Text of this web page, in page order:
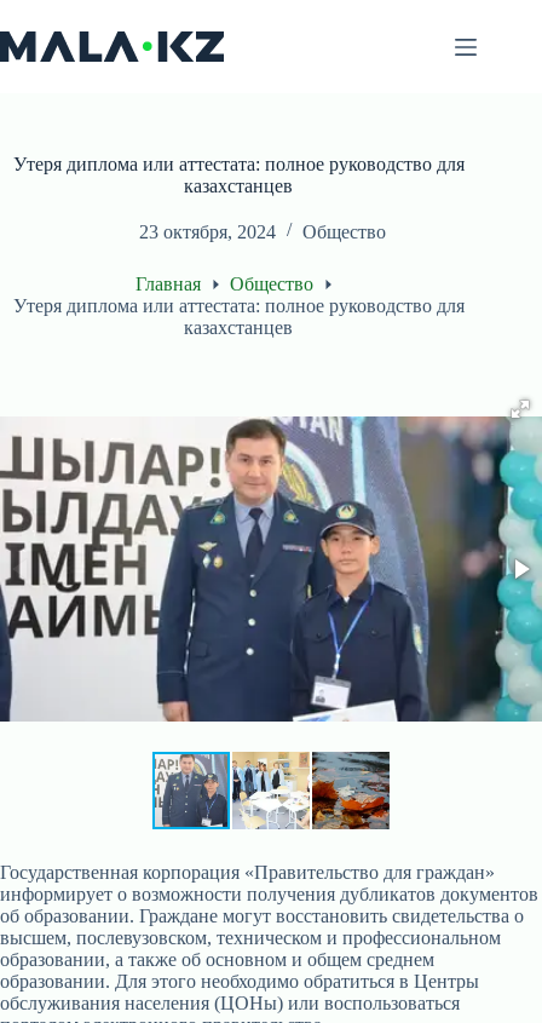
к
сути
Утеря диплома или аттестата: полное руководство для
казахстанцев
23 октября, 2024 Общество
Главная
Общество
Утеря диплома или аттестата: полное руководство для
казахстанцев
Государственная корпорация «Правительство для граждан»
информирует о возможности получения дубликатов документов
об образовании. Граждане могут восстановить свидетельства о
высшем, послевузовском, техническом и профессиональном
образовании, а также об основном и общем среднем
образовании. Для этого необходимо обратиться в Центры
обслуживания населения (ЦОНы) или воспользоваться